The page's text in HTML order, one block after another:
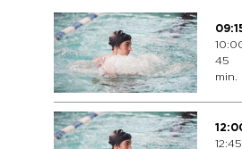
45
min.
12:45